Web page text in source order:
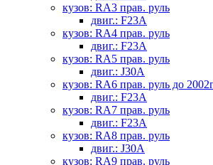
кузов: RA3 прав. руль
двиг.: F23A
кузов: RA4 прав. руль
двиг.: F23A
кузов: RA5 прав. руль
двиг.: J30A
кузов: RA6 прав. руль до
двиг.: F23A
кузов: RA7 прав. руль
двиг.: F23A
кузов: RA8 прав. руль
двиг.: J30A
кузов: RA9 прав. руль